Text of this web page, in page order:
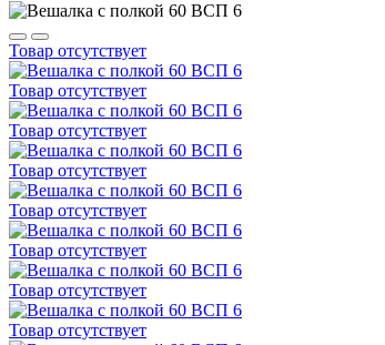
Товар отсутствует
Товар отсутствует
Товар отсутствует
Товар отсутствует
Товар отсутствует
Товар отсутствует
Товар отсутствует
Товар отсутствует